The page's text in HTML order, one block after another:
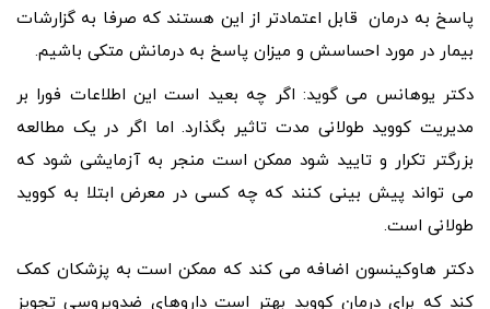
پاسخ به درمان قابل اعتمادتر از این هستند که صرفا به گزارشات
بیمار در مورد احساسش و میزان پاسخ به درمانش متکی باشیم.
دکتر یوهانس می گوید: اگر چه بعید است این اطلاعات فورا بر
مدیریت کووید طولانی مدت تاثیر بگذارد. اما اگر در یک مطالعه
بزرگتر تکرار و تایید شود ممکن است منجر به آزمایشی شود که
می تواند پیش بینی کنند که چه کسی در معرض ابتلا به کووید
طولانی است.
دکتر هاوکینسون اضافه می کند که ممکن است به پزشکان کمک
کند که برای درمان کووید بهتر است داروهای ضدویروسی تجویز